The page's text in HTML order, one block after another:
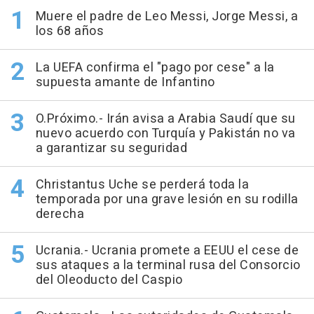
Muere el padre de Leo Messi, Jorge Messi, a
los 68 años
La UEFA confirma el "pago por cese" a la
supuesta amante de Infantino
O.Próximo.- Irán avisa a Arabia Saudí que su
nuevo acuerdo con Turquía y Pakistán no va
a garantizar su seguridad
Christantus Uche se perderá toda la
temporada por una grave lesión en su rodilla
derecha
Ucrania.- Ucrania promete a EEUU el cese de
sus ataques a la terminal rusa del Consorcio
del Oleoducto del Caspio